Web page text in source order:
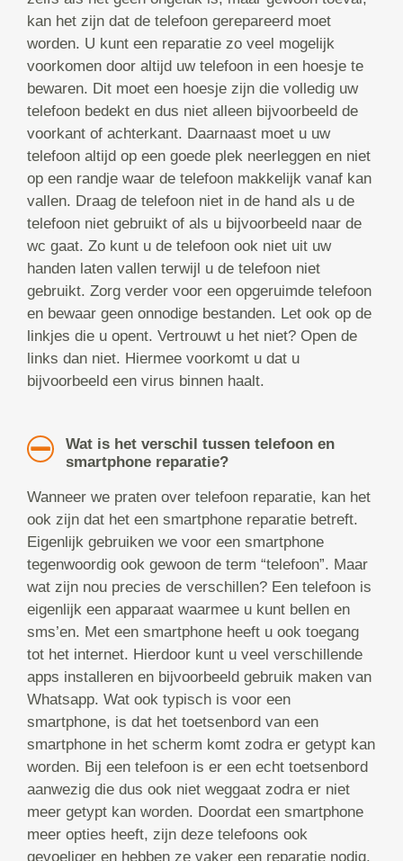
kan het zijn dat de telefoon gerepareerd moet
worden. U kunt een reparatie zo veel mogelijk
voorkomen door altijd uw telefoon in een hoesje te
bewaren. Dit moet een hoesje zijn die volledig uw
telefoon bedekt en dus niet alleen bijvoorbeeld de
voorkant of achterkant. Daarnaast moet u uw
telefoon altijd op een goede plek neerleggen en niet
op een randje waar de telefoon makkelijk vanaf kan
vallen. Draag de telefoon niet in de hand als u de
telefoon niet gebruikt of als u bijvoorbeeld naar de
wc gaat. Zo kunt u de telefoon ook niet uit uw
handen laten vallen terwijl u de telefoon niet
gebruikt. Zorg verder voor een opgeruimde telefoon
en bewaar geen onnodige bestanden. Let ook op de
linkjes die u opent. Vertrouwt u het niet? Open de
links dan niet. Hiermee voorkomt u dat u
bijvoorbeeld een virus binnen haalt.
Wat is het verschil tussen telefoon en
smartphone reparatie?
Wanneer we praten over telefoon reparatie, kan het
ook zijn dat het een smartphone reparatie betreft.
Eigenlijk gebruiken we voor een smartphone
tegenwoordig ook gewoon de term “telefoon”. Maar
wat zijn nou precies de verschillen? Een telefoon is
eigenlijk een apparaat waarmee u kunt bellen en
sms’en. Met een smartphone heeft u ook toegang
tot het internet. Hierdoor kunt u veel verschillende
apps installeren en bijvoorbeeld gebruik maken van
Whatsapp. Wat ook typisch is voor een
smartphone, is dat het toetsenbord van een
smartphone in het scherm komt zodra er getypt kan
worden. Bij een telefoon is er een echt toetsenbord
aanwezig die dus ook niet weggaat zodra er niet
meer getypt kan worden. Doordat een smartphone
meer opties heeft, zijn deze telefoons ook
gevoeliger en hebben ze vaker een reparatie nodig.